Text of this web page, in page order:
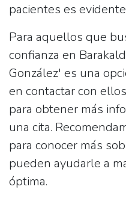
pacientes es
Para aquellos que
confianza en
González' es una
en contactar con
para obtener más
una cita.
para conocer más
pueden ayudarle a
óptima.